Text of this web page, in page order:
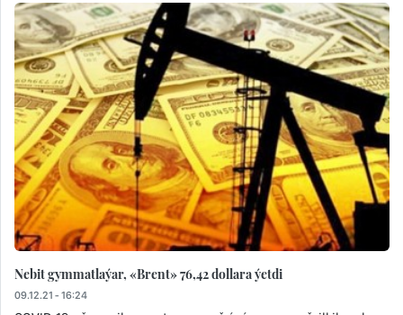
Nebit gymmatlaýar, «Brent» 76,42 dollara ýetdi
09.12.21 - 16:24